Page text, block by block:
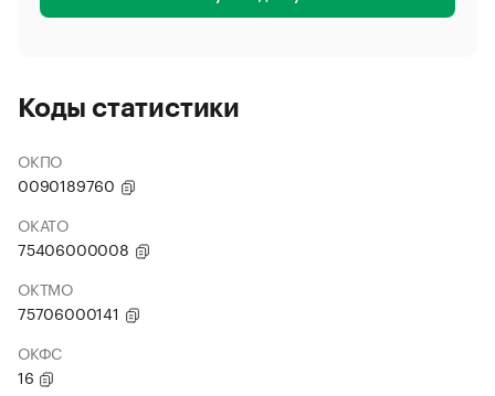
Коды статистики
ОКПО
0090189760
ОКАТО
75406000008
ОКТМО
75706000141
ОКФС
16